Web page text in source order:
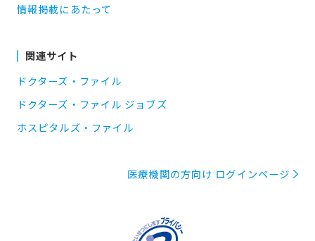
情報掲載にあたって
関連サイト
ドクターズ・ファイル
ドクターズ・ファイル ジョブズ
ホスピタルズ・ファイル
医療機関の方向け ログインページ